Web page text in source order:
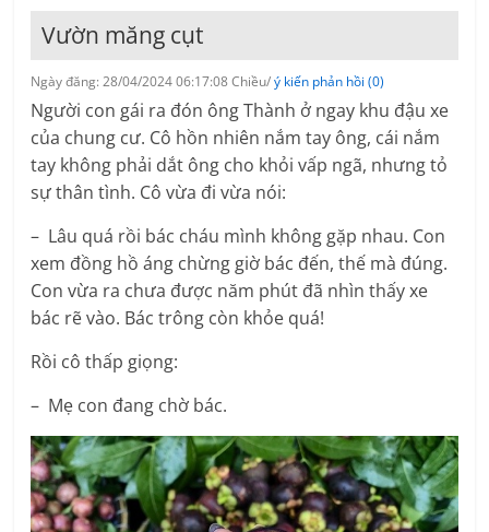
Vườn măng cụt
Ngày đăng: 28/04/2024 06:17:08 Chiều/ý kiến phản hồi (0)
Người con gái ra đón ông Thành ở ngay khu đậu xe
của chung cư. Cô hồn nhiên nắm tay ông, cái nắm
tay không phải dắt ông cho khỏi vấp ngã, nhưng tỏ
sự thân tình. Cô vừa đi vừa nói:
– Lâu quá rồi bác cháu mình không gặp nhau. Con
xem đồng hồ áng chừng giờ bác đến, thế mà đúng.
Con vừa ra chưa được năm phút đã nhìn thấy xe
bác rẽ vào. Bác trông còn khỏe quá!
Rồi cô thấp giọng:
– Mẹ con đang chờ bác.